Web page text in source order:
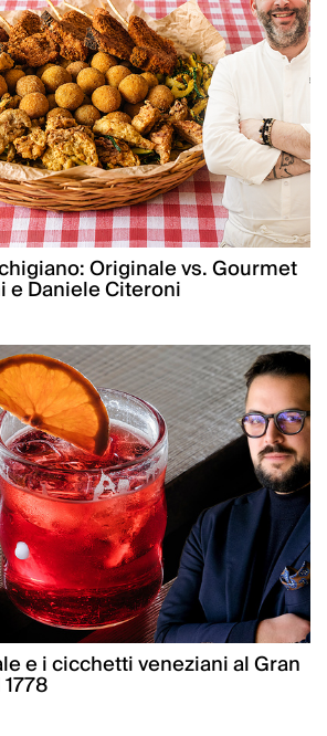
Originale vs. Gourmet
e Daniele Citeroni
e i cicchetti veneziani al Gran